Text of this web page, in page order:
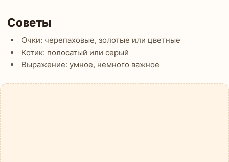
Советы
Очки: черепаховые, золотые или цветные
Котик: полосатый или серый
Выражение: умное, немного важное